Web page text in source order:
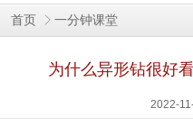
首页 一分钟课堂
为什么异形钻很好
2022-